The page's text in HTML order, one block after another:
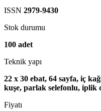
ISSN 2979-9430
Stok durumu
100 adet
Teknik yapı
22 x 30 ebat, 64 sayfa, iç
kuşe, parlak selefonlu, iplik
Fiyatı